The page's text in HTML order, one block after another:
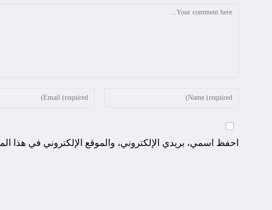
احفظ اسمي، بريدي الإلكتروني، والموقع الإلكتروني في هذا